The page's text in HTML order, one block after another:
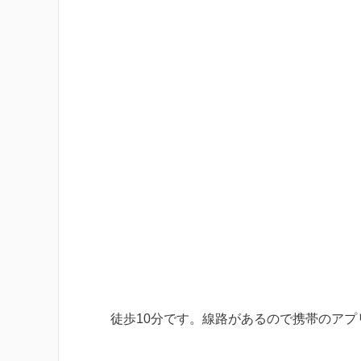
徒歩10分です。線路があるので携帯のアプ